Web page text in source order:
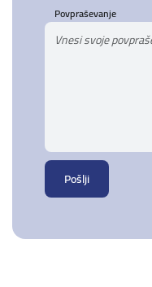
Povpraševanje